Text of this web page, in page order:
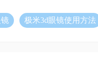
极米3d眼镜使用方法